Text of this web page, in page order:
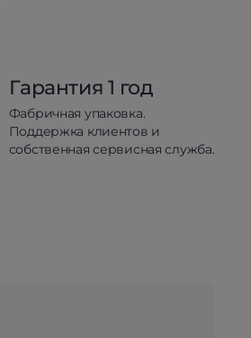
Гарантия 1 год
Фабричная упаковка.
Поддержка клиентов и
собственная сервисная служба.